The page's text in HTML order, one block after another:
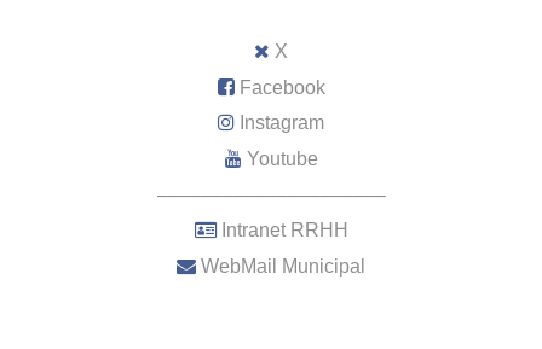
X
Facebook
Instagram
Youtube
–––––––––––––––––––––
Intranet RRHH
WebMail Municipal